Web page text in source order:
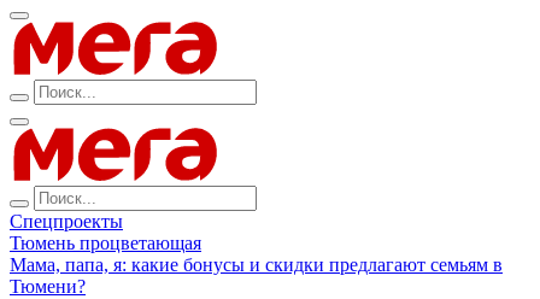
Спецпроекты
Тюмень процветающая
Мама, папа, я: какие бонусы и скидки предлагают семьям в
Тюмени?